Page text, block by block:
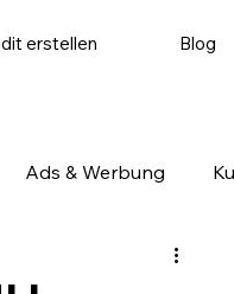
erstellen Blog
Ads & Werbung
Social Media &